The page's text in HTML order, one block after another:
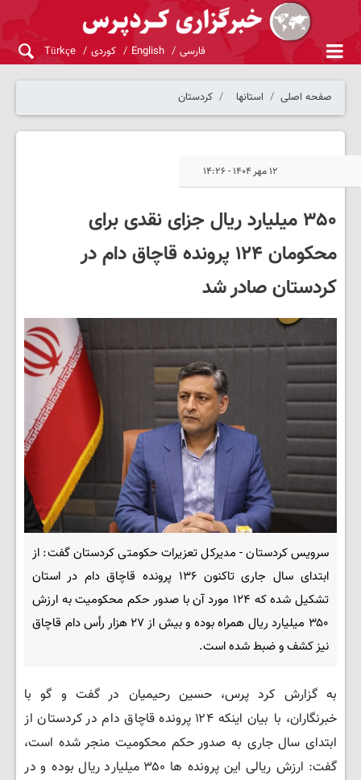
فارسی English کوردی Türkçe
صفحه اصلی استانها کردستان
۱۲ مهر ۱۴۰۴ - ۱۴:۲۶
۳۵۰ میلیارد ریال جزای نقدی برای
محکومان ۱۲۴ پرونده قاچاق دام در
کردستان صادر شد
سرویس کردستان - مدیرکل تعزیرات حکومتی کردستان گفت: از
ابتدای سال جاری تاکنون ۱۳۶ پرونده قاچاق دام در استان
تشکیل شده که ۱۲۴ مورد آن با صدور حکم محکومیت به ارزش
۳۵۰ میلیارد ریال همراه بوده و بیش از ۲۷ هزار رأس دام قاچاق
نیز کشف و ضبط شده است.
به گزارش کرد پرس، حسین رحیمیان در گفت و گو با
خبرنگاران، با بیان اینکه ۱۲۴ پرونده قاچاق دام در کردستان از
ابتدای سال جاری به صدور حکم محکومیت منجر شده است،
گفت: ارزش ریالی این پرونده ها ۳۵۰ میلیارد ریال بوده و در